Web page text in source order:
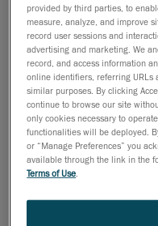
provided by third parties, to
measure, analyze, and improve
record user sessions and
advertising and marketing. We
record, and access information
online identifiers, referring URLs
similar purposes. By clicking
continue to browse our site
only cookies necessary to
functionalities will be deployed.
or “Manage Preferences” you
available through the link in the
Terms of Use